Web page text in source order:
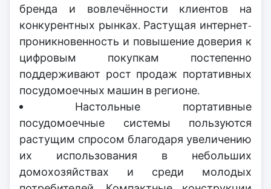
бренда и вовлечённости клиентов на
конкурентных рынках. Растущая интернет-
проникновенность и повышение доверия к
цифровым покупкам постепенно
поддерживают рост продаж портативных
посудомоечных машин в регионе.
Настольные портативные
посудомоечные системы пользуются
растущим спросом благодаря увеличению
их использования в небольших
домохозяйствах и среди молодых